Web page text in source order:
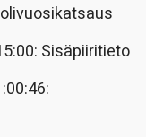
Sisäpiiritieto